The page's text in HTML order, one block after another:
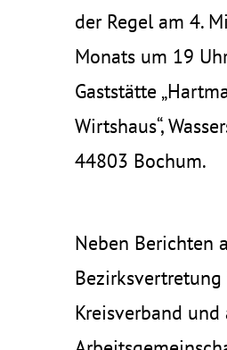
der Regel am 4.
Monats um 19
Gaststätte
Wirtshaus“,
44803 Bochum.
Neben Berichten
Bezirksvertretung
Kreisverband und